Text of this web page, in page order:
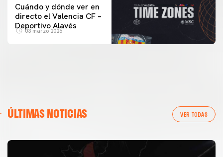
Cuándo y dónde ver en
directo el Valencia CF –
Deportivo Alavés
03 marzo 2026
ÚLTIMAS NOTICIAS VER TODAS